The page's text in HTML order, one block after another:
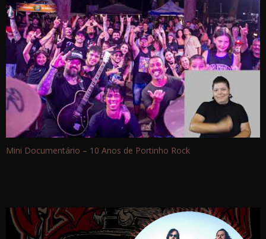
Mini Documentário – 10 Anos de Portinho Rock